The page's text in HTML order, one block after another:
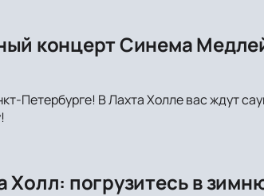
концерт Синема
Петербурге! В Лахта Холле вас ждут
Холл: погрузитесь в